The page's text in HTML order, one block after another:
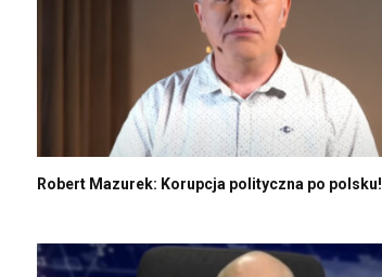
Robert Mazurek: Korupcja polityczna po polsku!